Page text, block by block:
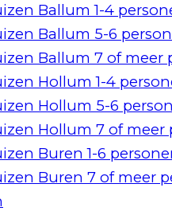
Ballum 1-4
Ballum 5-6
Ballum 7 of meer
Hollum 1-4
Hollum 5-6
Hollum 7 of meer
Buren 1-6
Buren 7 of meer